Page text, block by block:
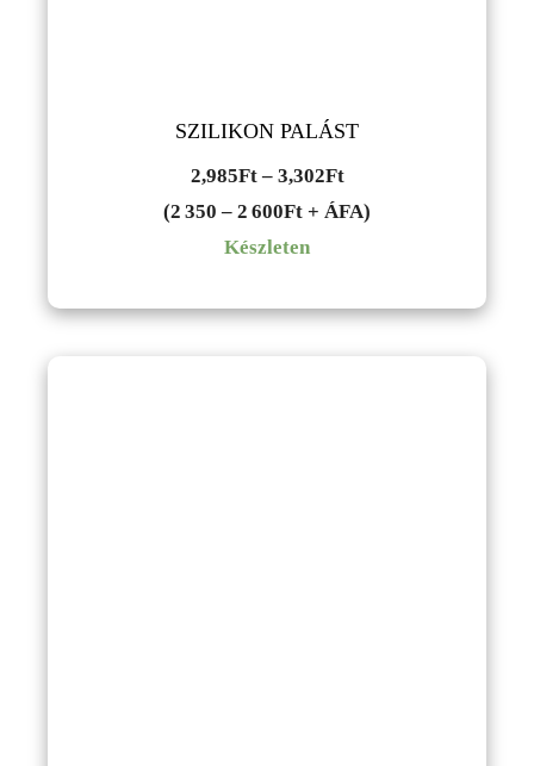
SZILIKON PALÁST
2,985Ft – 3,302FtÁrtartomány:
2,985Ft
(2 350 – 2 600Ft + ÁFA)
Készleten